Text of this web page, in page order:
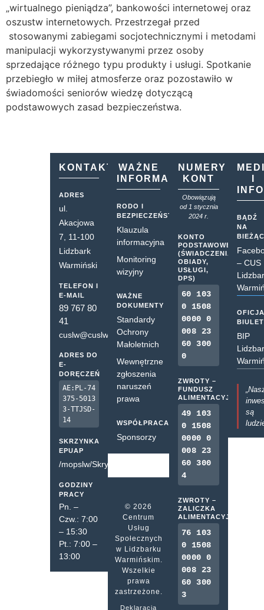
„wirtualnego pieniądza”, bankowości internetowej oraz
oszustw internetowych. Przestrzegał przed
stosowanymi zabiegami socjotechnicznymi i metodami
manipulacji wykorzystywanymi przez osoby
sprzedające różnego typu produkty i usługi. Spotkanie
przebiegło w miłej atmosferze oraz pozostawiło w
świadomości seniorów wiedzę dotyczącą
podstawowych zasad bezpieczeństwa.
KONTAKT
ADRES
ul.
Akacjowa
7, 11-100
Lidzbark
Warmiński
TELEFON I
E-MAIL
89 767 80
41
cuslw@cuslw.pl
ADRES DO
E-
DORĘCZEŃ
AE:PL-74
375-5013
3-TTJSD-
14
SKRZYNKA
EPUAP
/mopslw/SkrytkaESP
GODZINY
PRACY
Pn. –
Czw.: 7:00
– 15:30
Pt.: 7:00 –
13:00
WAŻNE
INFORMACJE
RODO I
BEZPIECZEŃSTWO
Klauzula
informacyjna
Monitoring
wizyjny
WAŻNE
DOKUMENTY
Standardy
Ochrony
Małoletnich
Wewnętrzne
zgłoszenia
naruszeń
prawa
WSPÓŁPRACA
Sponsorzy
© 2026
Centrum
Usług
Społecznych
w Lidzbarku
Warmińskim.
Wszelkie
prawa
zastrzeżone.
Deklaracja
NUMERY
KONT
Obowiązują
od 1 stycznia
2024 r.
KONTO
PODSTAWOWE
(ŚWIADCZENIA,
OBIADY,
USŁUGI,
DPS)
60 103
0 1508
0000 0
008 23
60 300
0
ZWROTY –
FUNDUSZ
ALIMENTACYJNY
49 103
0 1508
0000 0
008 23
60 300
4
ZWROTY –
ZALICZKA
ALIMENTACYJNA
76 103
0 1508
0000 0
008 23
60 300
3
BĄDŹ
NA
– CUS
BIP
są